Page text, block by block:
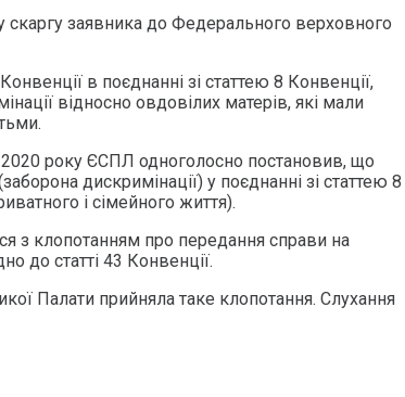
скаргу заявника до Федерального верховного
в поєднанні зі статтею 8 Конвенції,
відносно овдовілих матерів, які мали
року ЄСПЛ одноголосно постановив, що
дискримінації) у поєднанні зі статтею 8
і сімейного життя).
з клопотанням про передання справи на
до статті 43 Конвенції.
Палати прийняла таке клопотання. Слухання